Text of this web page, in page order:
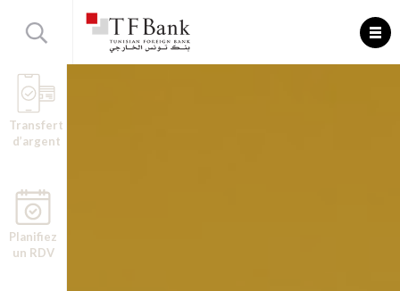
Transfert
d’argent
Planifiez
un RDV